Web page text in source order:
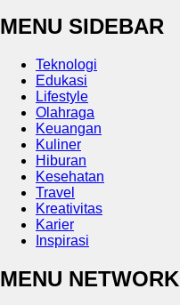
MENU SIDEBAR
Teknologi
Edukasi
Lifestyle
Olahraga
Keuangan
Kuliner
Hiburan
Kesehatan
Travel
Kreativitas
Karier
Inspirasi
MENU NETWORK